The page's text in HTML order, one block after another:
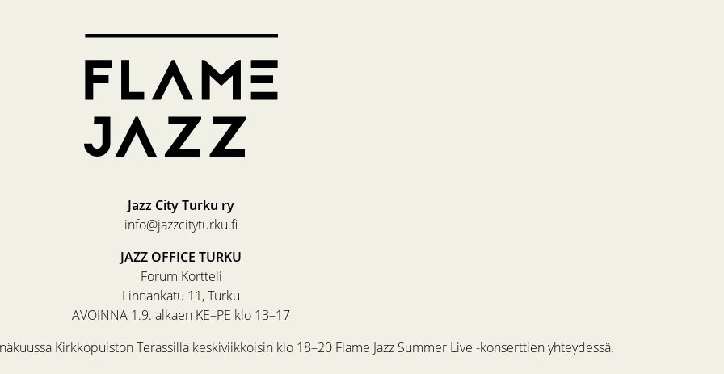
Jazz City Turku ry
info@jazzcityturku.fi
JAZZ OFFICE TURKU
Forum Kortteli
Linnankatu 11, Turku
AVOINNA 1.9. alkaen KE–PE klo 13–17
Kirkkopuiston Terassilla keskiviikkoisin klo 18–20 Flame Jazz Summer Live -konserttien yhteydessä.